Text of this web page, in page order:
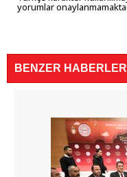
yorumlar
BENZER HABERLER